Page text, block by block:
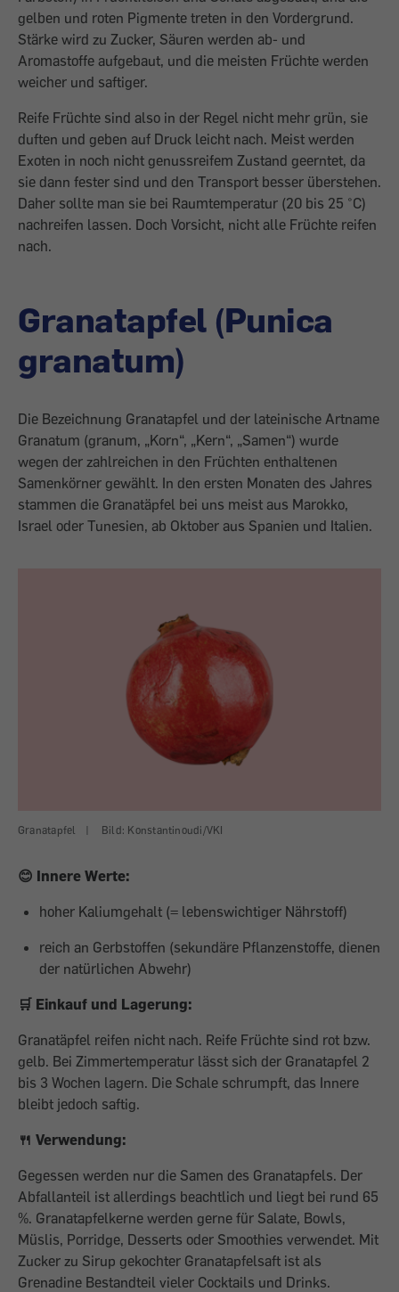
gelben und roten Pigmente treten in den Vordergrund.
Stärke wird zu Zucker, Säuren werden ab- und
Aromastoffe aufgebaut, und die meisten Früchte werden
weicher und saftiger.
Reife Früchte sind also in der Regel nicht mehr grün, sie
duften und geben auf Druck leicht nach. Meist werden
Exoten in noch nicht genussreifem Zustand geerntet, da
sie dann fester sind und den Transport besser überstehen.
Daher sollte man sie bei Raumtemperatur (20 bis 25 °C)
nachreifen lassen. Doch Vorsicht, nicht alle Früchte reifen
nach.
Granatapfel (Punica
granatum)
Granatapfel | Bild: Konstantinoudi/VKI
Die Bezeichnung Granatapfel und der lateinische Artname
Granatum (granum, „Korn“, „Kern“, „Samen“) wurde
wegen der zahlreichen in den Früchten enthaltenen
Samenkörner gewählt. In den ersten Monaten des Jahres
stammen die Granatäpfel bei uns meist aus Marokko,
Israel oder Tunesien, ab Oktober aus Spanien und Italien.
😊 Innere Werte:
hoher Kaliumgehalt (= lebenswichtiger Nährstoff)
reich an Gerbstoffen (sekundäre Pflanzenstoffe, dienen
der natürlichen Abwehr)
🛒 Einkauf und Lagerung:
Granatäpfel reifen nicht nach. Reife Früchte sind rot bzw.
gelb. Bei Zimmertemperatur lässt sich der Granatapfel 2
bis 3 Wochen lagern. Die Schale schrumpft, das Innere
bleibt jedoch saftig.
🍴 Verwendung:
Gegessen werden nur die Samen des Granatapfels. Der
Abfallanteil ist allerdings beachtlich und liegt bei rund 65
%. Granatapfelkerne werden gerne für Salate, Bowls,
Müslis, Porridge, Desserts oder Smoothies verwendet. Mit
Zucker zu Sirup gekochter Granatapfelsaft ist als
Grenadine Bestandteil vieler Cocktails und Drinks.